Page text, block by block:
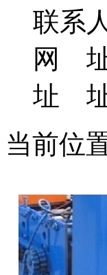
联系
网 址
址 址
当前位